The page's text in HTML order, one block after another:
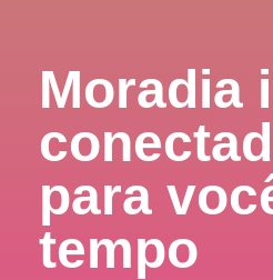
Moradia
para
tempo